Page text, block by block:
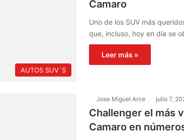
AUTOS SUV´S
Camaro
Uno de los SUV más
que, incluso, hoy en día se
Leer más »
Jose Miguel Arce julio 7,
Challenger el más
Camaro en